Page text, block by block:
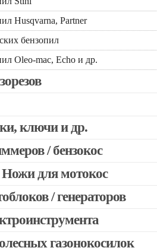
Husqvarna, Partner
бензопил
Oleo-mac, Echo и др.
ключи и др.
/ бензокос
триммеров
Stihl / Husqvarna / Oleo-mac / Echo и
Ножи для мотокос
/ генераторов
для шуруповертов
газонокосилок